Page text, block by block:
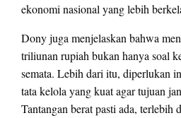
ekonomi nasional yang lebih
Dony juga menjelaskan bahwa
triliunan rupiah bukan hanya soal
semata. Lebih dari itu, diperlukan
tata kelola yang kuat agar tujuan
Tantangan berat pasti ada,